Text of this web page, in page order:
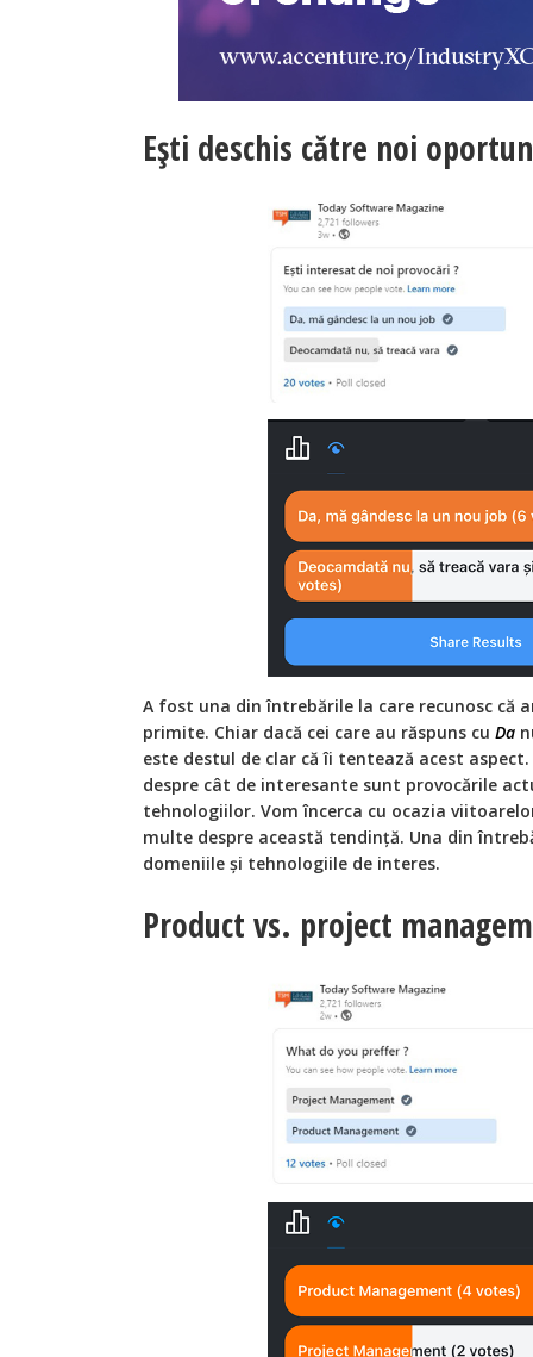
Ești deschis către noi
A fost una din întrebările la care recunosc că
primite. Chiar dacă cei care au răspuns cu Da
este destul de clar că îi tentează acest
despre cât de interesante sunt provocările
tehnologiilor. Vom încerca cu ocazia
multe despre această tendință. Una din
domeniile și tehnologiile de interes.
Product vs. project